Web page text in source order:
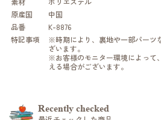
原産国
中国
品番
K-8876
特記事項
※時期により、裏地や一部パーツ
ざいます。
※お客様のモニター環境によって
える場合がございます。
Recently checked